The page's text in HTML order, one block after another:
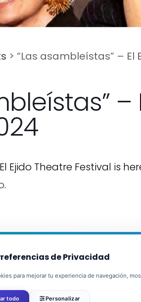
> “Las asambleístas” – El
–
Ejido Theatre Festival is
.
de Privacidad
para mejorar tu experiencia de navegación,
todo
Personalizar